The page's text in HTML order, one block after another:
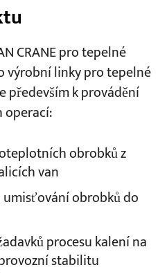
CRANE pro tepelné
výrobní linky pro tepelné
především k provádění
operací:
obrobků z
van
obrobků do
procesu kalení na
stabilitu